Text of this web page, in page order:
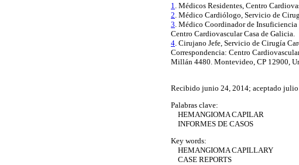
1 . Médicos Residentes, Centro
2 . Médico Cardiólogo, Servicio de
3 . Médico Coordinador de
Centro Cardiovascular Casa de Galicia.
4 . Cirujano Jefe, Servicio de Cirugía
Correspondencia: Centro
Millán 4480. Montevideo, CP 12900,
Recibido junio 24, 2014; aceptado
Palabras clave:
HEMANGIOMA CAPILAR
INFORMES DE CASOS
Key words:
HEMANGIOMA CAPILLARY
CASE REPORTS